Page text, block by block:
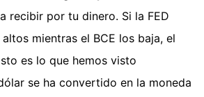
recibir por tu dinero. Si la FED
mientras el BCE los baja, el
es lo que hemos visto
se ha convertido en la moneda